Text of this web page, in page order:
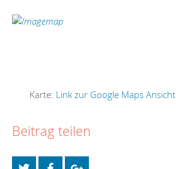
Karte: Link zur Google Maps Ansicht
Beitrag teilen